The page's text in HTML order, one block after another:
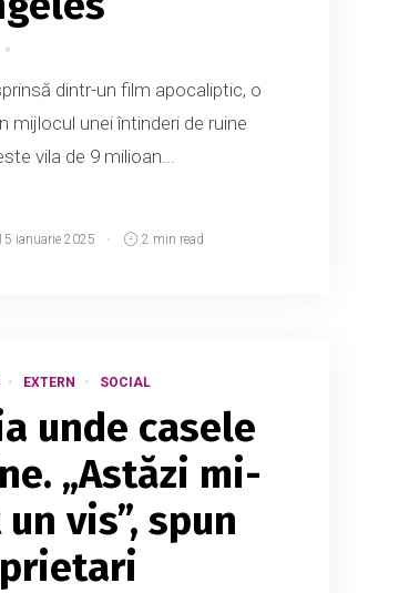
dintr-un film apocaliptic, o
mijlocul unei întinderi de ruine
vila de 9 milioan...
ianuarie 2025 2 min read
EXTERN SOCIAL
unde casele
„Astăzi mi-
vis”, spun